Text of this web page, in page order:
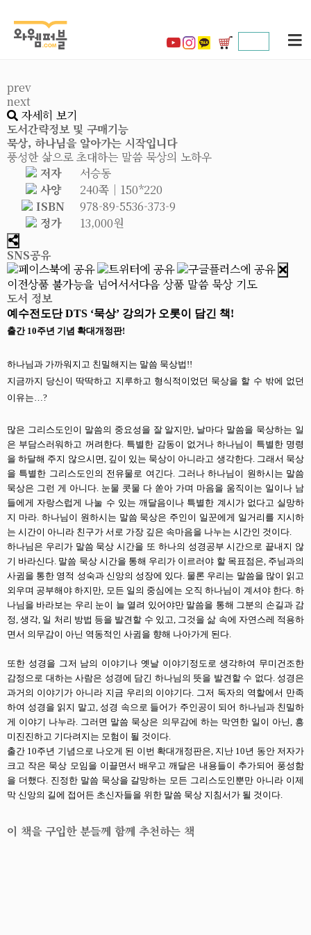
prev
next
자세히 보기
도서간략정보 및 구매기능
묵상, 하나님을 알아가는 시작입니다
풍성한 삶으로 초대하는 말씀 묵상의 노하우
저자
서승동
사양
240쪽│150*220
ISBN
978-89-5536-373-9
정가
13,000원
SNS공유
이전상품 불가능을 넘어서서다음 상품 말씀 묵상 기도
도서 정보
예수전도단 DTS ‘묵상’ 강의가 오롯이 담긴 책!
출간 10주년 기념 확대개정판!
하나님과 가까워지고 친밀해지는 말씀 묵상법!!
지금까지 당신이 딱딱하고 지루하고 형식적이었던 묵상을 할 수 밖에 없던
이유는…?
많은 그리스도인이 말씀의 중요성을 잘 알지만, 날마다 말씀을 묵상하는 일
은 부담스러워하고 꺼려한다. 특별한 감동이 없거나 하나님이 특별한 명령
을 하달해 주지 않으시면, 깊이 있는 묵상이 아니라고 생각한다. 그래서 묵상
을 특별한 그리스도인의 전유물로 여긴다. 그러나 하나님이 원하시는 말씀
묵상은 그런 게 아니다. 눈물 콧물 다 쏟아 가며 마음을 움직이는 일이나 남
들에게 자랑스럽게 나눌 수 있는 깨달음이나 특별한 계시가 없다고 실망하
지 마라. 하나님이 원하시는 말씀 묵상은 주인이 일꾼에게 일거리를 지시하
는 시간이 아니라 친구가 서로 가장 깊은 속마음을 나누는 시간인 것이다.
하나님은 우리가 말씀 묵상 시간을 또 하나의 성경공부 시간으로 끝내지 않
기 바라신다. 말씀 묵상 시간을 통해 우리가 이르러야 할 목표점은, 주님과의
사귐을 통한 영적 성숙과 신앙의 성장에 있다. 물론 우리는 말씀을 많이 읽고
외우며 공부해야 하지만, 모든 일의 중심에는 오직 하나님이 계셔야 한다. 하
나님을 바라보는 우리 눈이 늘 열려 있어야만 말씀을 통해 그분의 손길과 감
정, 생각, 일 처리 방법 등을 발견할 수 있고, 그것을 삶 속에 자연스레 적용하
면서 의무감이 아닌 역동적인 사귐을 향해 나아가게 된다.
또한 성경을 그저 남의 이야기나 옛날 이야기정도로 생각하여 무미건조한
감정으로 대하는 사람은 성경에 담긴 하나님의 뜻을 발견할 수 없다. 성경은
과거의 이야기가 아니라 지금 우리의 이야기다. 그저 독자의 역할에서 만족
하여 성경을 읽지 말고, 성경 속으로 들어가 주인공이 되어 하나님과 친밀하
게 이야기 나누라. 그러면 말씀 묵상은 의무감에 하는 막연한 일이 아닌, 흥
미진진하고 기다려지는 모험이 될 것이다.
출간 10주년 기념으로 나오게 된 이번 확대개정판은, 지난 10년 동안 저자가
크고 작은 묵상 모임을 이끌면서 배우고 깨달은 내용들이 추가되어 풍성함
을 더했다. 진정한 말씀 묵상을 갈망하는 모든 그리스도인뿐만 아니라 이제
막 신앙의 길에 접어든 초신자들을 위한 말씀 묵상 지침서가 될 것이다.
이 책을 구입한 분들께 함께 추천하는 책